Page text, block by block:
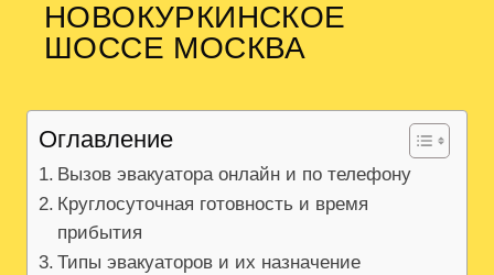
НОВОКУРКИНСКОЕ
ШОССЕ МОСКВА
Оглавление
Вызов эвакуатора онлайн и по телефону
Круглосуточная готовность и время
прибытия
Типы эвакуаторов и их назначение